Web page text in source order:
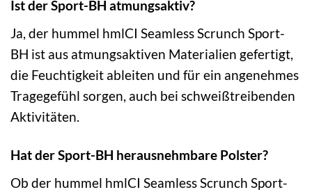
Ist der Sport-BH atmungsaktiv?
Ja, der hummel hmlCI Seamless Scrunch Sport-
BH ist aus atmungsaktiven Materialien gefertigt,
die Feuchtigkeit ableiten und für ein angenehmes
Tragegefühl sorgen, auch bei schweißtreibenden
Aktivitäten.
Hat der Sport-BH herausnehmbare Polster?
Ob der hummel hmlCI Seamless Scrunch Sport-